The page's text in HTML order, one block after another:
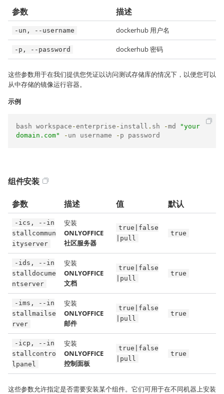
参数 描述
-un, --username dockerhub 用户名
-p, --password dockerhub 密码
这些参数用于在我们提供您凭证以访问测试存储库的情况下，以便您可以
从中存储的镜像运行容器。
示例
bash workspace -enterprise - install . sh -md
"your
domain.com"
- un username - p password
组件安装
参数 描述 值 默认
-ics, --in
stallcommun
ityserver
安装
ONLYOFFICE
社区服务器
true|false
|pull
true
-ids, --in
stalldocume
ntserver
安装
ONLYOFFICE
文档
true|false
|pull
true
-ims, --in
stallmailse
rver
安装
ONLYOFFICE
邮件
true|false
|pull
true
-icp, --in
stallcontro
lpanel
安装
ONLYOFFICE
控制面板
true|false
|pull
true
这些参数允许指定是否需要安装某个组件。它们可用于在不同机器上安装